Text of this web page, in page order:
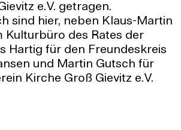
e.V. getragen.
sind hier, neben Klaus-Martin
Kulturbüro des Rates der
Hartig für den Freundeskreis
und Martin Gutsch für
Kirche Groß Gievitz e.V.